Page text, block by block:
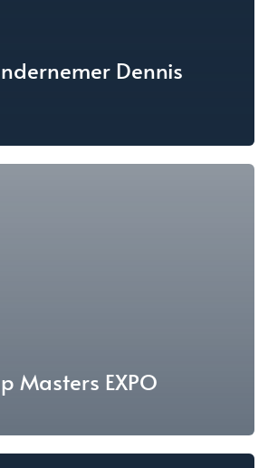
Dennis
Masters EXPO